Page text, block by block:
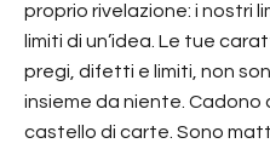
proprio rivelazione: i nostri
limiti di un’idea. Le tue
pregi, difetti e limiti, non
insieme da niente. Cadono
castello di carte. Sono